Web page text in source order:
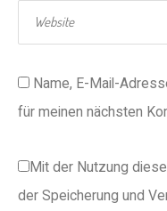
Name, E-Mail-
für meinen nächsten
Mit der Nutzung
der Speicherung und